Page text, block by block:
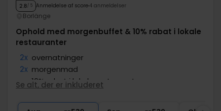
2.8/ 5 Anmeldelse af score 4 anmeldelser
Borlänge
Ophold med morgenbuffet & 10% rabat i lokale
restauranter
2x overnatninger
2x morgenmad
∞
10% rabat i lokale restauranter
∞ Gratis parkering ved hotellet
Se alt, der er inkluderet